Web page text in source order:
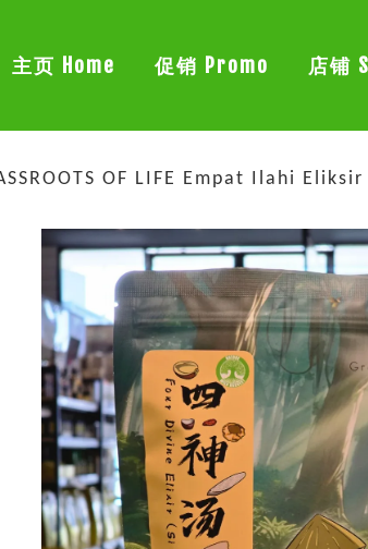
主页 Home 促销 Promo 店铺
OF LIFE Empat Ilahi